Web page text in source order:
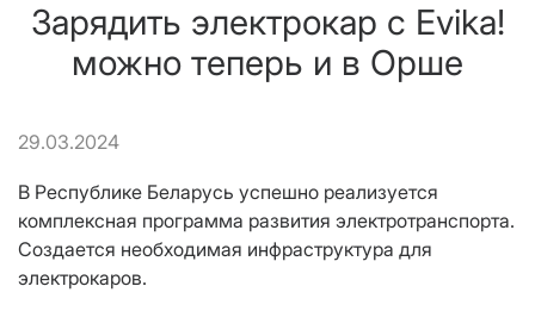
Зарядить электрокар с Evika!
можно теперь и в Орше
29.03.2024
В Республике Беларусь успешно реализуется
комплексная программа развития электротранспорта.
Создается необходимая инфраструктура для
электрокаров.